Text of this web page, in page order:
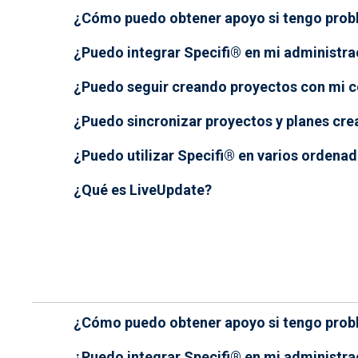
¿Cómo puedo obtener apoyo si tengo
¿Puedo integrar Specifi® en mi
¿Puedo seguir creando proyectos con mi
¿Puedo sincronizar proyectos y planes
¿Puedo utilizar Specifi® en varios
¿Qué es LiveUpdate?
¿Cómo puedo obtener apoyo si tengo